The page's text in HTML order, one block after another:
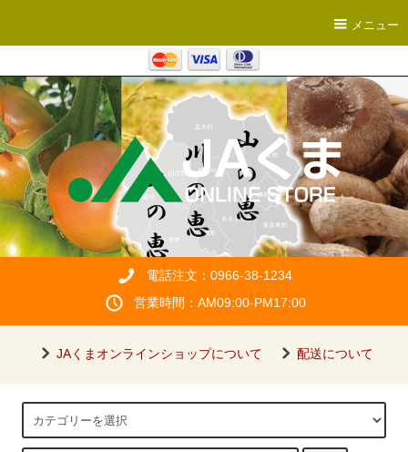
メニュー
電話注文：0966-38-1234
営業時間：AM09:00-PM17:00
JAくまオンラインショップについて 配送について